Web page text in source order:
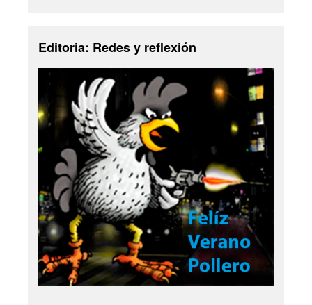
Editoria: Redes y reflexión